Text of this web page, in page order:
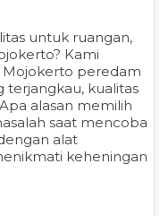
untuk ruangan,
Kami
peredam
terjangkau, kualitas
alasan memilih
saat mencoba
alat
keheningan